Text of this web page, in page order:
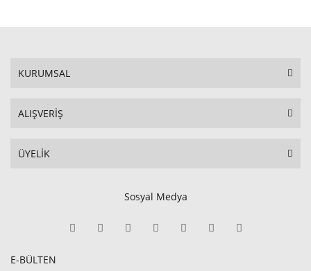
KURUMSAL
ALIŞVERİŞ
ÜYELİK
Sosyal Medya
E-BÜLTEN